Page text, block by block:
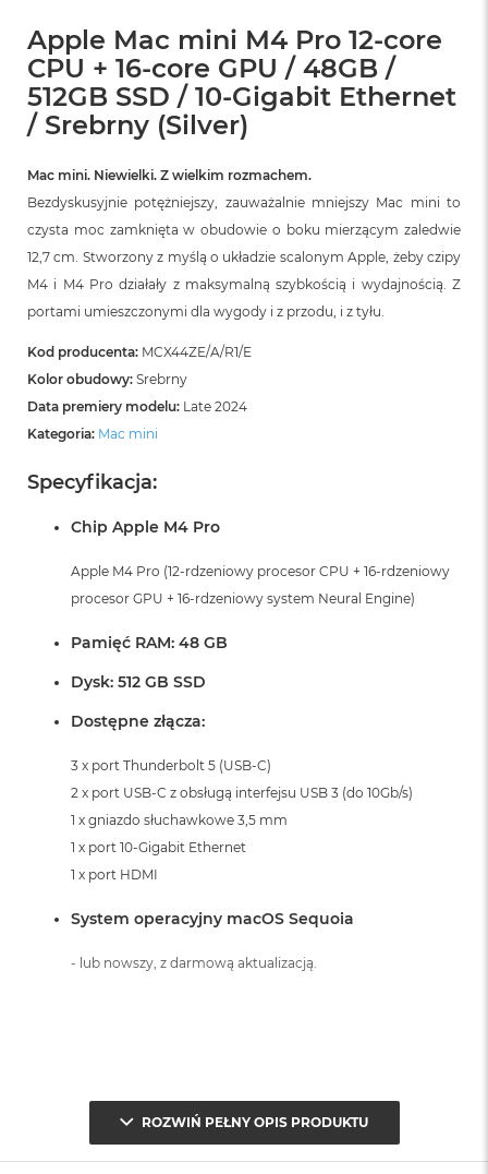
Apple Mac mini M4 Pro 12-core
CPU + 16-core GPU / 48GB /
512GB SSD / 10-Gigabit Ethernet
/ Srebrny (Silver)
Mac mini. Niewielki. Z wielkim rozmachem.
Bezdyskusyjnie potężniejszy, zauważalnie mniejszy Mac mini to
czysta moc zamknięta w obudowie o boku mierzącym zaledwie
12,7 cm. Stworzony z myślą o układzie scalonym Apple, żeby czipy
M4 i M4 Pro działały z maksymalną szybkością i wydajnością. Z
portami umieszczonymi dla wygody i z przodu, i z tyłu.
Kod producenta: MCX44ZE/A/R1/E
Kolor obudowy: Srebrny
Data premiery modelu: Late 2024
Kategoria: Mac mini
Specyfikacja:
Chip Apple M4 Pro
Apple M4 Pro (12-rdzeniowy procesor CPU + 16-rdzeniowy
procesor GPU + 16-rdzeniowy system Neural Engine)
Pamięć RAM: 48 GB
Dysk: 512 GB SSD
Dostępne złącza:
3 x port Thunderbolt 5 (USB-C)
2 x port USB-C z obsługą interfejsu USB 3 (do 10Gb/s)
1 x gniazdo słuchawkowe 3,5 mm
1 x port 10-Gigabit Ethernet
1 x port HDMI
System operacyjny macOS Sequoia
- lub nowszy, z darmową aktualizacją.
ROZWIŃ PEŁNY OPIS PRODUKTU